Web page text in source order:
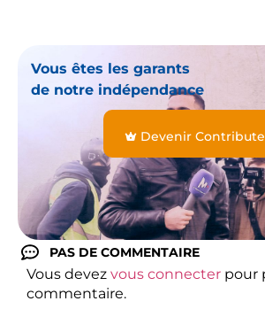
Vous êtes les garants
de notre indépendance
Devenir
PAS DE COMMENTAIRE
Vous devez vous connecter pour
commentaire.